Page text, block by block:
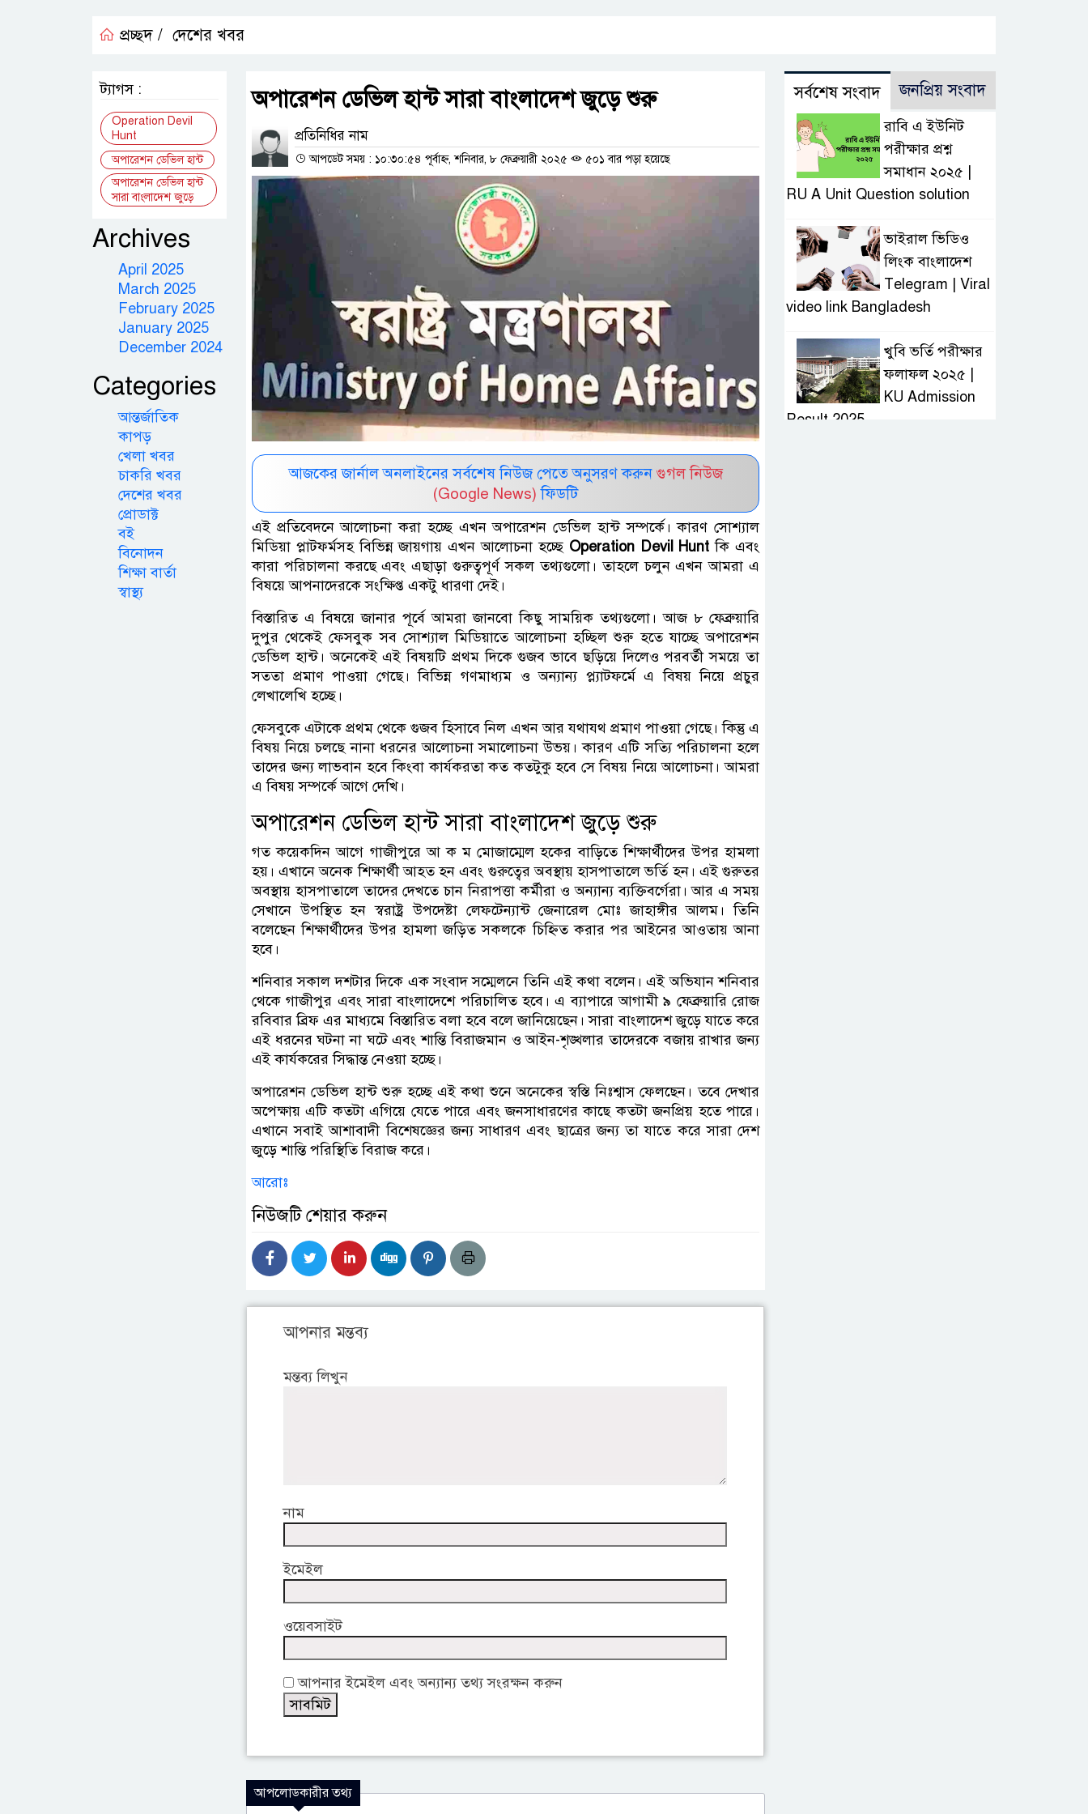
প্রচ্ছদ / দেশের খবর
অপারেশন ডেভিল হান্ট সারা বাংলাদেশ জুড়ে শুরু
প্রতিনিধির নাম
আপডেট সময় : ১০:৩০:৫৪ পূর্বাহ্ন, শনিবার, ৮ ফেব্রুয়ারী ২০২৫ ৫০১ বার পড়া হয়েছে
আজকের জার্নাল অনলাইনের সর্বশেষ নিউজ পেতে অনুসরণ করুন গুগল নিউজ
(Google News) ফিডটি
এই প্রতিবেদনে আলোচনা করা হচ্ছে এখন অপারেশন ডেভিল হান্ট সম্পর্কে। কারণ সোশ্যাল
মিডিয়া প্লাটফর্মসহ বিভিন্ন জায়গায় এখন আলোচনা হচ্ছে Operation Devil Hunt কি এবং
কারা ‌পরিচালনা করছে এবং এছাড়া গুরুত্বপূর্ণ সকল তথ্যগুলো। তাহলে চলুন এখন আমরা এ
বিষয়ে আপনাদেরকে সংক্ষিপ্ত একটু ধারণা দেই।
বিস্তারিত এ বিষয়ে জানার পূর্বে আমরা জানবো কিছু সাময়িক তথ্যগুলো। আজ ৮ ফেব্রুয়ারি
দুপুর থেকেই ফেসবুক সব সোশ্যাল মিডিয়াতে আলোচনা হচ্ছিল শুরু হতে যাচ্ছে অপারেশন
ডেভিল হান্ট। অনেকেই এই বিষয়টি প্রথম দিকে গুজব ভাবে ছড়িয়ে দিলেও পরবর্তী সময়ে তা
সততা প্রমাণ পাওয়া গেছে। বিভিন্ন গণমাধ্যম ও অন্যান্য প্ল্যাটফর্মে এ বিষয় নিয়ে প্রচুর
লেখালেখি হচ্ছে।
ফেসবুকে এটাকে প্রথম থেকে গুজব হিসাবে নিল এখন আর যথাযথ প্রমাণ পাওয়া গেছে। কিন্তু এ
বিষয় নিয়ে চলছে নানা ধরনের আলোচনা সমালোচনা উভয়। কারণ এটি সত্যি পরিচালনা হলে
তাদের জন্য লাভবান হবে কিংবা কার্যকরতা কত কতটুকু হবে সে বিষয় নিয়ে আলোচনা। আমরা
এ বিষয় সম্পর্কে আগে দেখি।
অপারেশন ডেভিল হান্ট সারা বাংলাদেশ জুড়ে শুরু
গত কয়েকদিন আগে গাজীপুরে আ ক ম মোজাম্মেল হকের বাড়িতে শিক্ষার্থীদের উপর হামলা
হয়। এখানে অনেক শিক্ষার্থী আহত হন এবং গুরুত্বের অবস্থায় হাসপাতালে ভর্তি হন। এই গুরুতর
অবস্থায় হাসপাতালে তাদের দেখতে চান নিরাপত্তা কর্মীরা ও অন্যান্য ব্যক্তিবর্গেরা। আর এ সময়
সেখানে উপস্থিত হন স্বরাষ্ট্র উপদেষ্টা লেফটেন্যান্ট জেনারেল মোঃ জাহাঙ্গীর আলম। তিনি
বলেছেন শিক্ষার্থীদের উপর হামলা জড়িত সকলকে চিহ্নিত করার পর আইনের আওতায় আনা
হবে।
শনিবার সকাল দশটার দিকে এক সংবাদ সম্মেলনে তিনি এই কথা বলেন। এই অভিযান শনিবার
থেকে গাজীপুর এবং সারা বাংলাদেশে পরিচালিত হবে। এ ব্যাপারে আগামী ৯ ফেব্রুয়ারি রোজ
রবিবার ব্রিফ এর মাধ্যমে বিস্তারিত বলা হবে বলে জানিয়েছেন। সারা বাংলাদেশ জুড়ে যাতে করে
এই ধরনের ঘটনা না ঘটে এবং শান্তি বিরাজমান ও আইন-শৃঙ্খলার তাদেরকে বজায় রাখার জন্য
এই কার্যকরের সিদ্ধান্ত নেওয়া হচ্ছে।
অপারেশন ডেভিল হান্ট শুরু হচ্ছে এই কথা শুনে অনেকের স্বস্তি নিঃশ্বাস ফেলছেন। তবে দেখার
অপেক্ষায় এটি কতটা এগিয়ে যেতে পারে এবং জনসাধারণের কাছে কতটা জনপ্রিয় হতে পারে।
এখানে সবাই আশাবাদী বিশেষজ্ঞের জন্য সাধারণ এবং ছাত্রের জন্য তা যাতে করে সারা দেশ
জুড়ে শান্তি পরিস্থিতি বিরাজ করে।
আরোঃ
নিউজটি শেয়ার করুন
আপনার মন্তব্য
মন্তব্য লিখুন
নাম
ইমেইল
ওয়েবসাইট
আপনার ইমেইল এবং অন্যান্য তথ্য সংরক্ষন করুন
আপলোডকারীর তথ্য
ট্যাগস :
Operation Devil
Hunt
অপারেশন ডেভিল হান্ট
অপারেশন ডেভিল হান্ট
সারা বাংলাদেশ জুড়ে
Archives
April 2025
March 2025
February 2025
January 2025
December 2024
Categories
আন্তর্জাতিক
কাপড়
খেলা খবর
চাকরি খবর
দেশের খবর
প্রোডাক্ট
বই
বিনোদন
শিক্ষা বার্তা
স্বাস্থ্য
সর্বশেষ সংবাদ জনপ্রিয় সংবাদ
রাবি এ ইউনিট
পরীক্ষার প্রশ্ন
সমাধান ২০২৫ |
RU A Unit Question solution
ভাইরাল ভিডিও
লিংক বাংলাদেশ
Telegram | Viral
video link Bangladesh
খুবি ভর্তি পরীক্ষার
ফলাফল ২০২৫ |
KU Admission
Result 2025